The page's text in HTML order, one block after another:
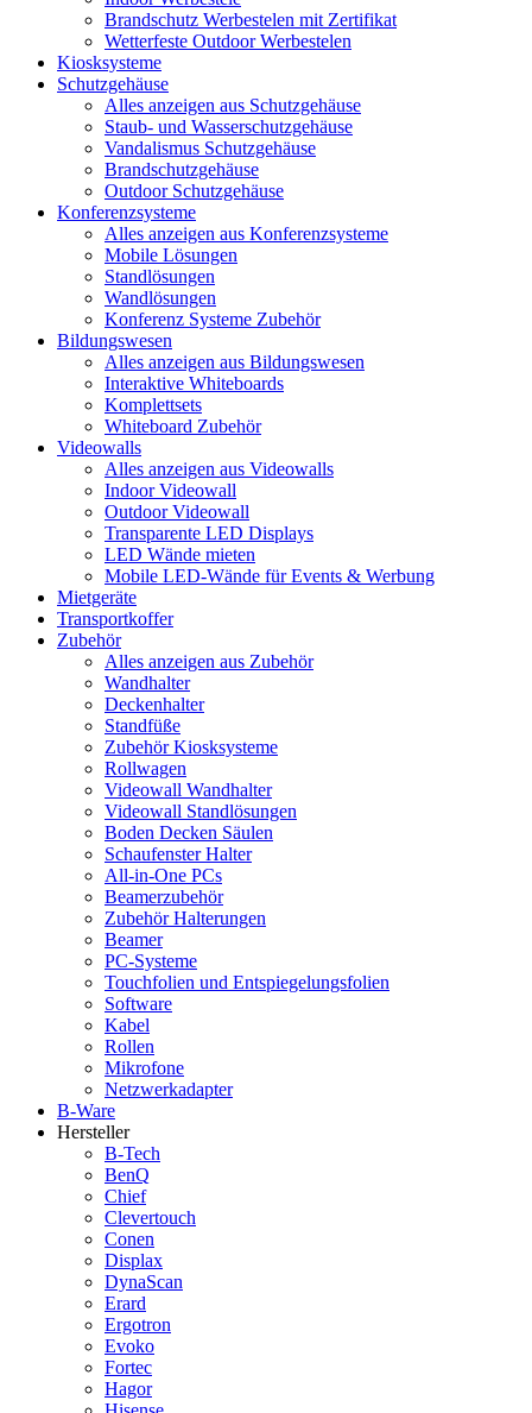
Brandschutz Werbestelen mit Zertifikat
Wetterfeste Outdoor Werbestelen
Kiosksysteme
Schutzgehäuse
Alles anzeigen aus Schutzgehäuse
Staub- und Wasserschutzgehäuse
Vandalismus Schutzgehäuse
Brandschutzgehäuse
Outdoor Schutzgehäuse
Konferenzsysteme
Alles anzeigen aus Konferenzsysteme
Mobile Lösungen
Standlösungen
Wandlösungen
Konferenz Systeme Zubehör
Bildungswesen
Alles anzeigen aus Bildungswesen
Interaktive Whiteboards
Komplettsets
Whiteboard Zubehör
Videowalls
Alles anzeigen aus Videowalls
Indoor Videowall
Outdoor Videowall
Transparente LED Displays
LED Wände mieten
Mobile LED-Wände für Events & Werbung
Mietgeräte
Transportkoffer
Zubehör
Alles anzeigen aus Zubehör
Wandhalter
Deckenhalter
Standfüße
Zubehör Kiosksysteme
Rollwagen
Videowall Wandhalter
Videowall Standlösungen
Boden Decken Säulen
Schaufenster Halter
All-in-One PCs
Beamerzubehör
Zubehör Halterungen
Beamer
PC-Systeme
Touchfolien und Entspiegelungsfolien
Software
Kabel
Rollen
Mikrofone
Netzwerkadapter
B-Ware
Hersteller
B-Tech
BenQ
Chief
Clevertouch
Conen
Displax
DynaScan
Erard
Ergotron
Evoko
Fortec
Hagor